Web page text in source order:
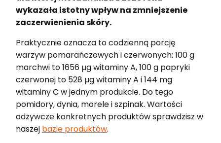
wykazała istotny wpływ na zmniejszenie
zaczerwienienia skóry.
Praktycznie oznacza to codzienną porcję
warzyw pomarańczowych i czerwonych: 100 g
marchwi to 1656 µg witaminy A, 100 g papryki
czerwonej to 528 µg witaminy A i 144 mg
witaminy C w jednym produkcie. Do tego
pomidory, dynia, morele i szpinak. Wartości
odżywcze konkretnych produktów sprawdzisz w
naszej bazie produktów.